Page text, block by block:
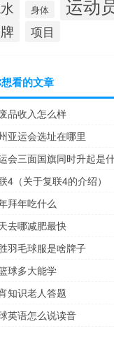
身体 运动
项目
看的文章
品收入怎么样
亚运会选址在哪里
会三面国旗同时升起是
4（关于复联4的介绍）
拜年吃什么
去哪减肥最快
羽毛球服是啥牌子
球多大能学
知识老人答题
英语怎么说读音